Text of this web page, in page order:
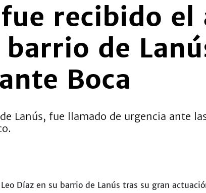
recibido el
barrio de
Boca
Lanús, fue llamado de urgencia ante